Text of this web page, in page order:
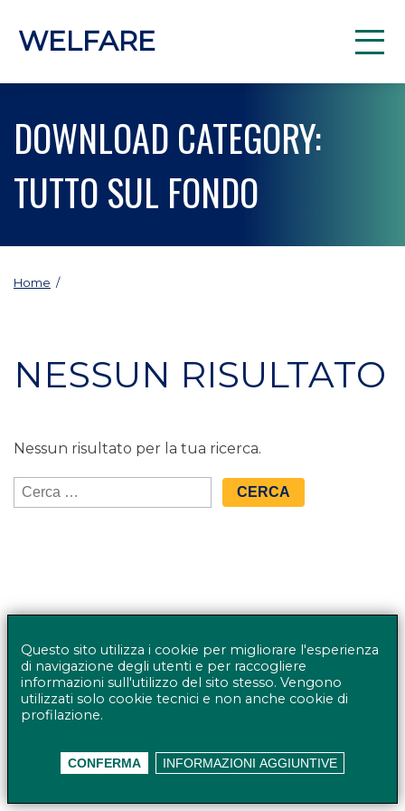
Questo sito utilizza i cookie per migliorare l'esperienza
di navigazione degli utenti e per raccogliere
informazioni sull'utilizzo del sito stesso. Vengono
utilizzati solo cookie tecnici e non anche cookie di
profilazione.
CONFERMA INFORMAZIONI AGGIUNTIVE
WELFARE
DOWNLOAD CATEGORY:
TUTTO SUL FONDO
Home /
NESSUN RISULTATO
Nessun risultato per la tua ricerca.
Ricerca
per:
© BANCO BPM GRUPPO BANCARIO - Rappresentante
del Gruppo IVA Banco BPM Partita IVA 10537050964 |